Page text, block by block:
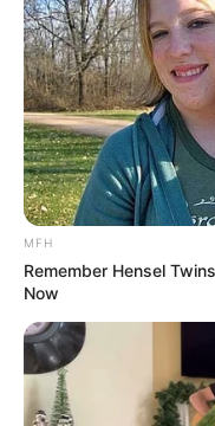
Η λύση; Η
Ο χρυσός και το
τραπεζικού
MFH
Remember Hensel
Now